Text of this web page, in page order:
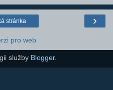
›
stránka
pro web
služby Blogger.